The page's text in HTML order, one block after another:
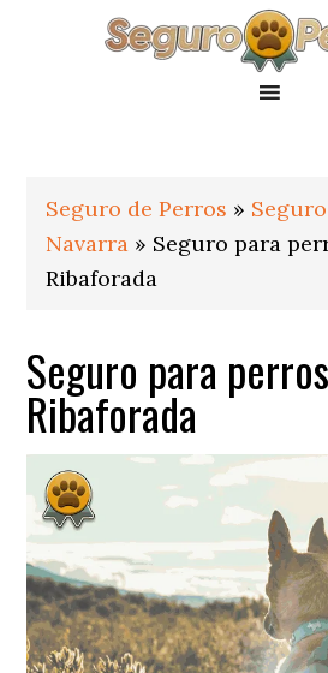
Seguro de Perros »
Navarra » Seguro para
Ribaforada
Seguro para
Ribaforada